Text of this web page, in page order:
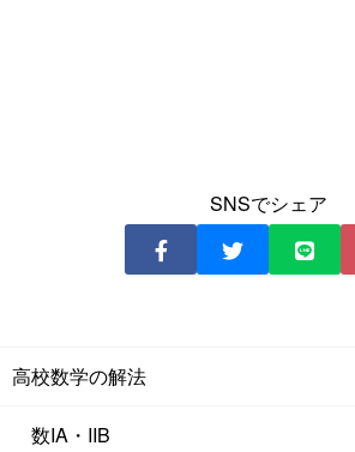
SNSでシェア
高校数学の解法
数IA・IIB